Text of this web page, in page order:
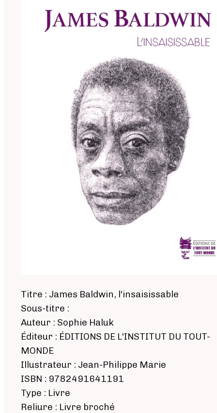
Titre : James Baldwin, l'insaisissable
Sous-titre :
Auteur : Sophie Haluk
Éditeur : ÉDITIONS DE L'INSTITUT DU TOUT-
MONDE
Illustrateur : Jean-Philippe Marie
ISBN : 9782491641191
Type : Livre
Reliure : Livre broché